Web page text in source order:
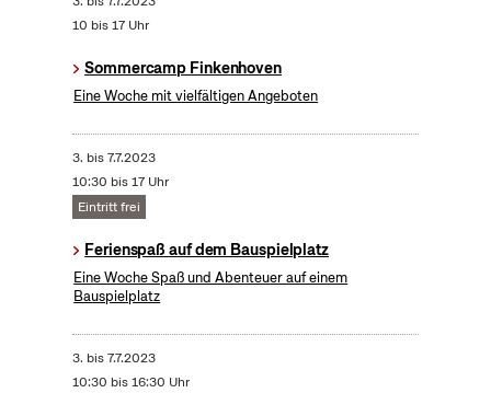
10 bis 17 Uhr
Sommercamp Finkenhoven
Eine Woche mit vielfältigen Angeboten
3. bis7.7.2023
10:30 bis 17 Uhr
Eintritt frei
Ferienspaß auf dem Bauspielplatz
Eine Woche Spaß und Abenteuer auf einem
Bauspielplatz
3. bis7.7.2023
10:30 bis 16:30 Uhr